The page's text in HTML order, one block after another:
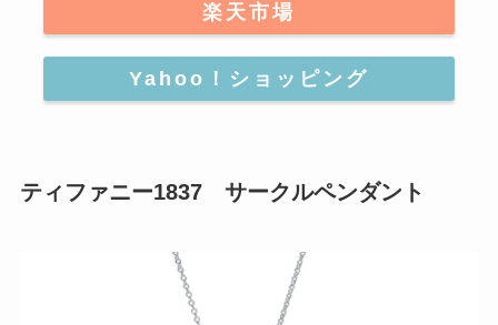
楽天市場
Yahoo！ショッピング
ティファニー1837 サークルペンダント